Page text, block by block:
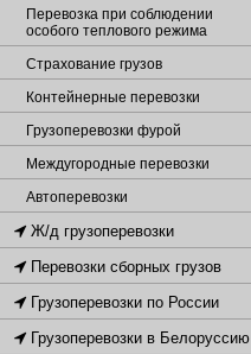
Перевозка при соблюдении
особого теплового режима
Страхование грузов
Контейнерные перевозки
Грузоперевозки фурой
Междугородные перевозки
Автоперевозки
Ж/д грузоперевозки
Перевозки сборных грузов
Грузоперевозки по России
Грузоперевозки в Белоруссию